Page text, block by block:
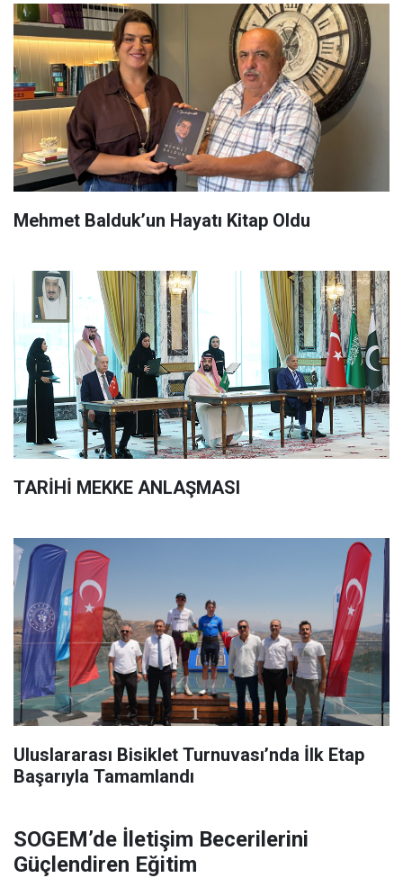
Mehmet Balduk’un Hayatı Kitap Oldu
TARİHİ MEKKE ANLAŞMASI
Uluslararası Bisiklet Turnuvası’nda İlk Etap
Başarıyla Tamamlandı
SOGEM’de İletişim Becerilerini
Güçlendiren Eğitim